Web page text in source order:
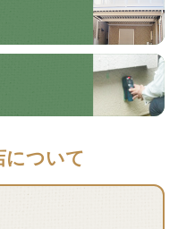
ついて